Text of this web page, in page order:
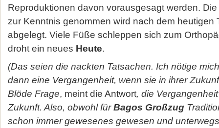
Reproduktionen davon vorausgesagt werden.
zur Kenntnis genommen wird nach dem heutigen
abgelegt. Viele Füße schleppen sich zum
droht ein neues Heute.
(Das seien die nackten Tatsachen. Ich nötige
dann eine Vergangenheit, wenn sie in ihrer
Blöde Frage, meint die Antwort, die
Zukunft. Also, obwohl fürBagos Großzug
schon immer gewesenes gewesen und